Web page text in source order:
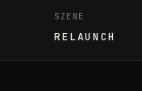
SZENE
RELAUNCH